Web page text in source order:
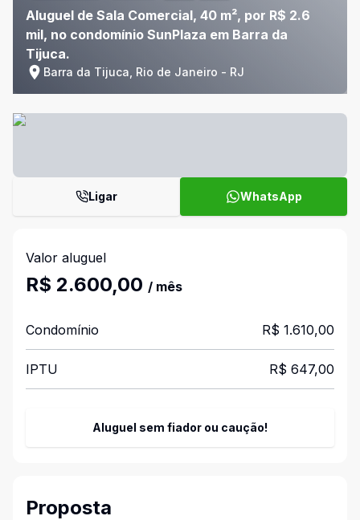
Aluguel de Sala Comercial, 40 m², por R$ 2.6
mil, no condomínio SunPlaza em Barra da
Tijuca.
Barra da Tijuca, Rio de Janeiro - RJ
Ligar WhatsApp
Valor aluguel
R$ 2.600,00 / mês
Condomínio R$ 1.610,00
IPTU R$ 647,00
Aluguel sem fiador ou caução!
Proposta